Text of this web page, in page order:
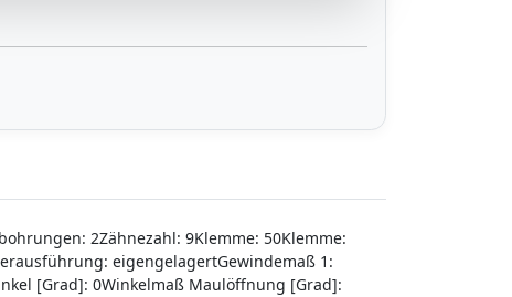
2Zähnezahl: 9Klemme: 50Klemme:
eigengelagertGewindemaß 1:
[Grad]: 0Winkelmaß Maulöffnung [Grad]: